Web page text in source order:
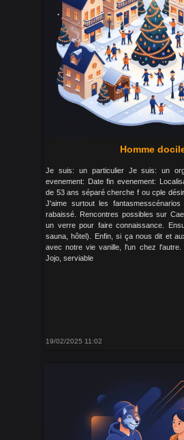
Homme
Je suis: un particulier Je suis: un
evenement: Date fin evenement:
de 53 ans séparé cherche f ou cple
J'aime surtout les
rabaissé. Rencontres possibles sur
un verre pour faire connaissance.
sauna, hôtel). Enfin, si ça nous dit et
avec notre vie vanille, l'un chez
Jojo, serviable
19/02/2025 11:02